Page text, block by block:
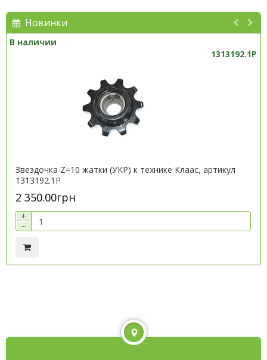
Новинки
В наличии
1313192.1P
Звездочка Z=10 жатки (УКР) к технике Клаас, артикул
1313192.1P
2 350.00грн
+
−